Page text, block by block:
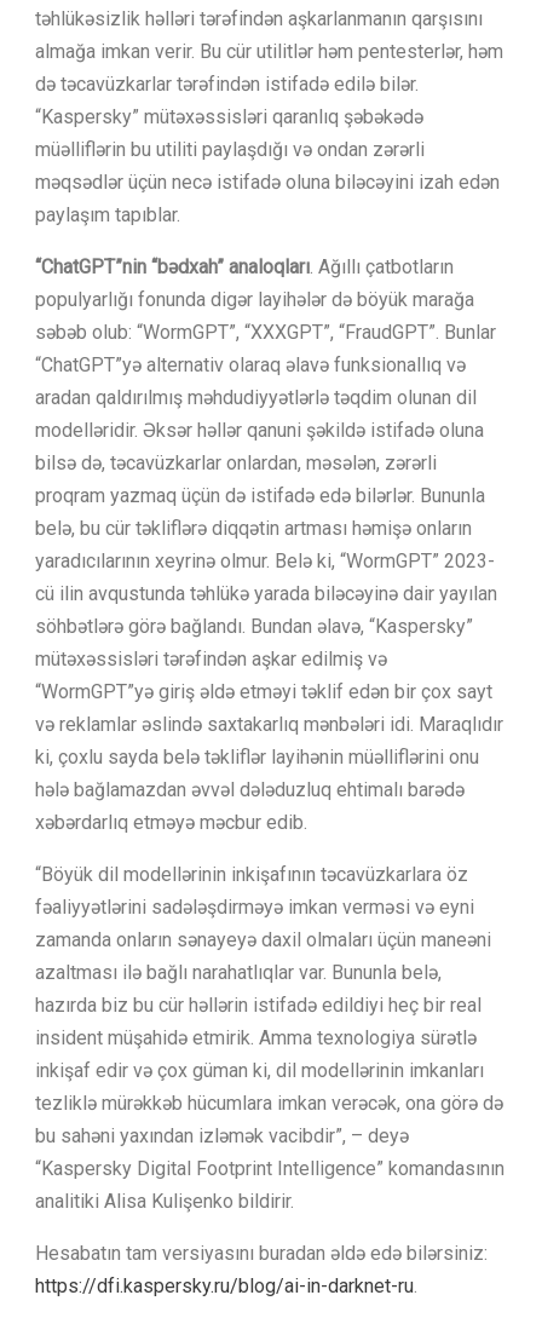
təhlükəsizlik həlləri tərəfindən aşkarlanmanın qarşısını
almağa imkan verir. Bu cür utilitlər həm pentesterlər, həm
də təcavüzkarlar tərəfindən istifadə edilə bilər.
“Kaspersky” mütəxəssisləri qaranlıq şəbəkədə
müəlliflərin bu utiliti paylaşdığı və ondan zərərli
məqsədlər üçün necə istifadə oluna biləcəyini izah edən
paylaşım tapıblar.
“ChatGPT”nin “bədxah” analoqları . Ağıllı çatbotların
populyarlığı fonunda digər layihələr də böyük marağa
səbəb olub: “WormGPT”, “XXXGPT”, “FraudGPT”. Bunlar
“ChatGPT”yə alternativ olaraq əlavə funksionallıq və
aradan qaldırılmış məhdudiyyətlərlə təqdim olunan dil
modelləridir. Əksər həllər qanuni şəkildə istifadə oluna
bilsə də, təcavüzkarlar onlardan, məsələn, zərərli
proqram yazmaq üçün də istifadə edə bilərlər. Bununla
belə, bu cür təkliflərə diqqətin artması həmişə onların
yaradıcılarının xeyrinə olmur. Belə ki, “WormGPT” 2023-
cü ilin avqustunda təhlükə yarada biləcəyinə dair yayılan
söhbətlərə görə bağlandı. Bundan əlavə, “Kaspersky”
mütəxəssisləri tərəfindən aşkar edilmiş və
“WormGPT”yə giriş əldə etməyi təklif edən bir çox sayt
və reklamlar əslində saxtakarlıq mənbələri idi. Maraqlıdır
ki, çoxlu sayda belə təkliflər layihənin müəlliflərini onu
hələ bağlamazdan əvvəl dələduzluq ehtimalı barədə
xəbərdarlıq etməyə məcbur edib.
“Böyük dil modellərinin inkişafının təcavüzkarlara öz
fəaliyyətlərini sadələşdirməyə imkan verməsi və eyni
zamanda onların sənayeyə daxil olmaları üçün maneəni
azaltması ilə bağlı narahatlıqlar var. Bununla belə,
hazırda biz bu cür həllərin istifadə edildiyi heç bir real
insident müşahidə etmirik. Amma texnologiya sürətlə
inkişaf edir və çox güman ki, dil modellərinin imkanları
tezliklə mürəkkəb hücumlara imkan verəcək, ona görə də
bu sahəni yaxından izləmək vacibdir”, – deyə
“Kaspersky Digital Footprint Intelligence” komandasının
analitiki Alisa Kulişenko bildirir.
Hesabatın tam versiyasını buradan əldə edə bilərsiniz:
https://dfi.kaspersky.ru/blog/ai-in-darknet-ru